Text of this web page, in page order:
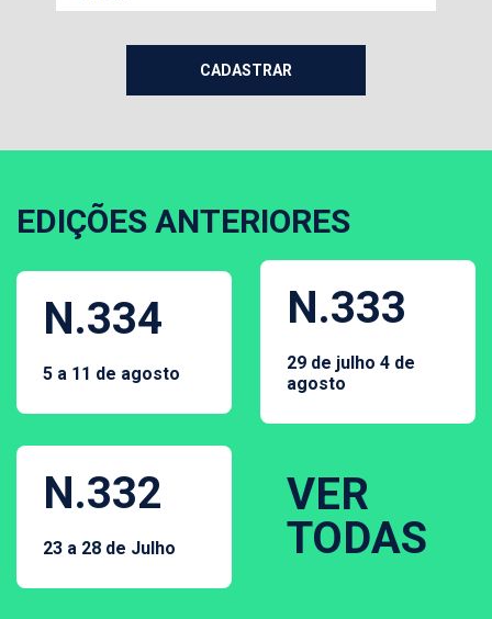
EDIÇÕES ANTERIORES
N.334
5 a 11 de agosto
N.333
29 de julho 4 de
agosto
N.332
23 a 28 de Julho
VER
TODAS